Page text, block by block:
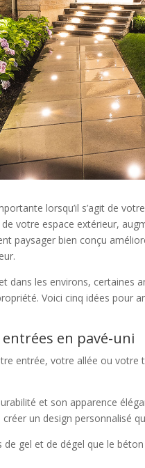
lorsqu’il s’agit de
votre espace extérieur,
paysager bien conçu
dans les environs, certaines
Voici cinq idées
en pavé-uni
entrée, votre allée ou votre
et son apparence
un design personnalisé
de gel et de dégel que le